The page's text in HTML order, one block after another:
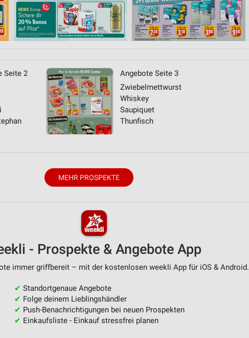
Seite 2
Angebote Seite 3
Zwiebelmettwurst
Whiskey
Saupiquet
Thunfisch
MEHR PROSPEKTE
- Prospekte & Angebote App
immer griffbereit – mit der kostenlosen weekli App für iOS & Android.
✔ Standortgenaue Angebote
✔ Folge deinem Lieblingshändler
✔ Push-Benachrichtigungen bei neuen Prospekten
✔ Einkaufsliste - Einkauf stressfrei planen
identifizieren